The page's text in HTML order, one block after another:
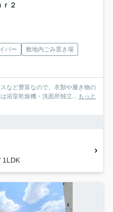
２
バー
敷地内ごみ置き場
など豊富なので、衣類や履き物の
浴室乾燥機・洗面所独立... もっと
1LDK